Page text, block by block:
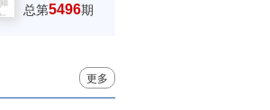
总第5496期
更多